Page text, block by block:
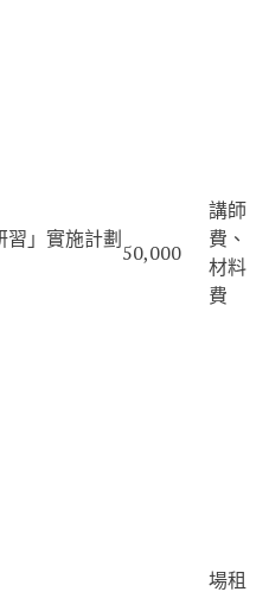
習」實施計劃
50,000
講師
費、
材料
費
場租